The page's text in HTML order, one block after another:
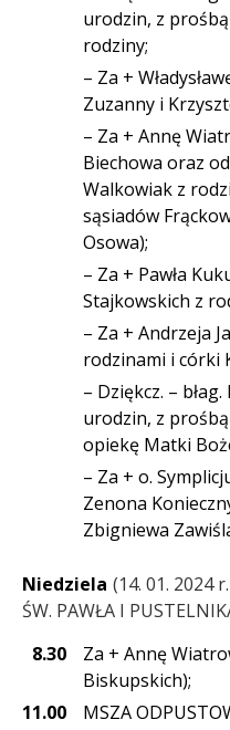
urodzin, z prośbą
rodziny;
– Za +
Zuzanny i
– Za + Annę
Biechowa oraz
Walkowiak z
sąsiadów
Osowa);
– Za + Pawła
Stajkowskich z
– Za + Andrzeja
rodzinami i córki
– Dziękcz. –
urodzin, z
opiekę Matki
– Za + o.
Zenona
Zbigniewa
Niedziela 14. 01. 2024
ŚW. PAWŁA I
8.30
Za + Annę
Biskupskich);
11.00
MSZA